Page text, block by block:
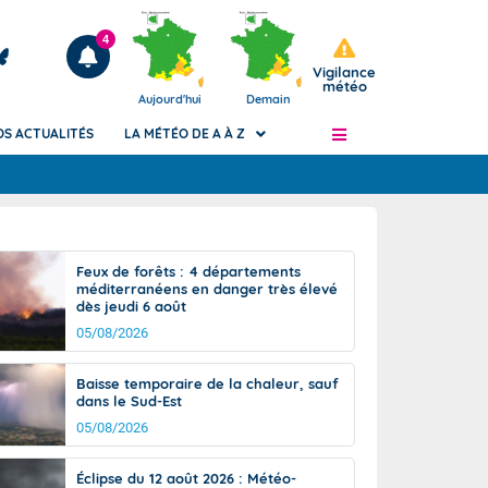
Articles
4
Aujourd'hui Demain
Vigilance
météo
de
Phénomènes dangereux de J+2 à J+7
Avertissement pluies intenses à l'échelle
des communes (Apic)
Bulletins Marine
Bulletins d'estimation du risque
d'avalanche
Météo des forêts
Vigicrues
ACTUALITÉS LA MÉTÉO DE A À Z
Feux de forêts : 4 départements
méditerranéens en danger très élevé
dès jeudi 6 août
05/08/2026
Baisse temporaire de la chaleur, sauf
dans le Sud-Est
05/08/2026
Éclipse du 12 août 2026 : Météo-